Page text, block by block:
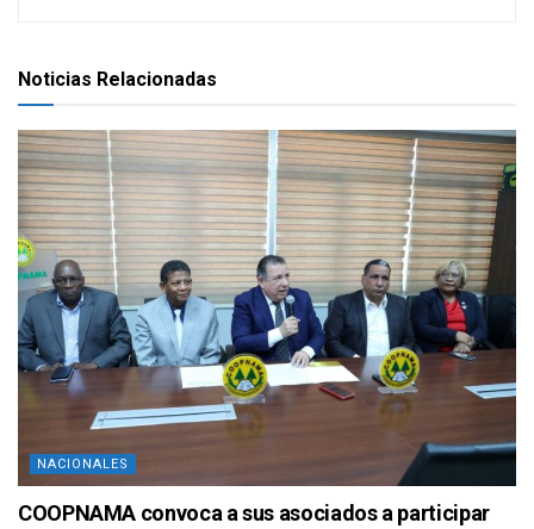
Noticias Relacionadas
NACIONALES
COOPNAMA convoca a sus asociados a participar